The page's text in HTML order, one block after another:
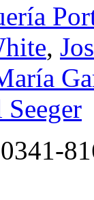
,
0341-